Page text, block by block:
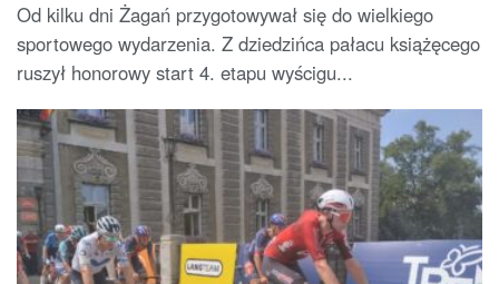
Od kilku dni Żagań przygotowywał się do wielkiego
sportowego wydarzenia. Z dziedzińca pałacu książęcego
ruszył honorowy start 4. etapu wyścigu...